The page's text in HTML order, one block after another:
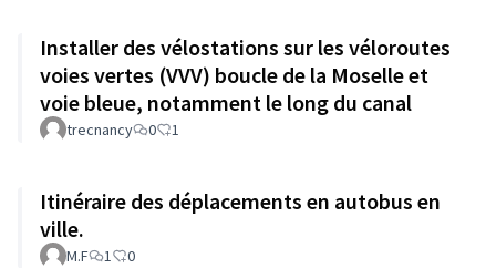
Installer des vélostations sur les véloroutes
voies vertes (VVV) boucle de la Moselle et
voie bleue, notamment le long du canal
trecnancy 0 1
Itinéraire des déplacements en autobus en
ville.
M.F 1 0